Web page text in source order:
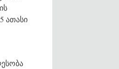
ათასი